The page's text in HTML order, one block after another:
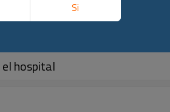
hospital
Si